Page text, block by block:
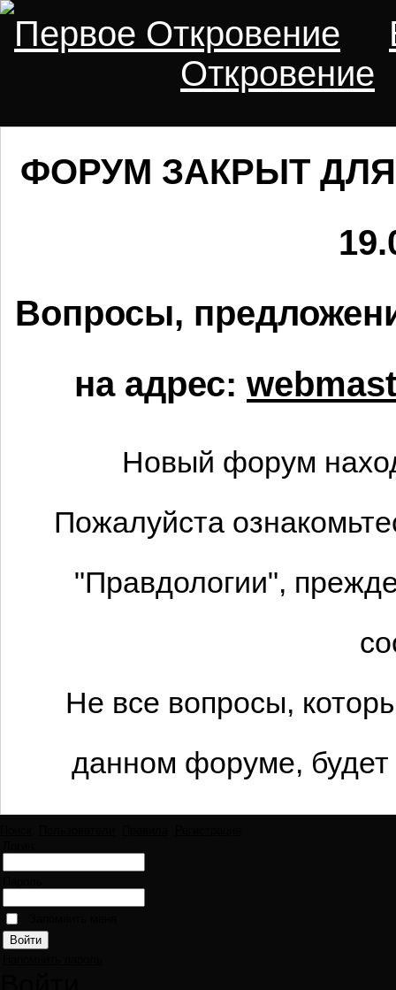
Первое Откровение
Откровение
ФОРУМ ЗАКРЫТ
Вопросы,
на адрес:
Новый форум
Пожалуйста
"Правдологии",
Не все вопросы,
данном форуме,